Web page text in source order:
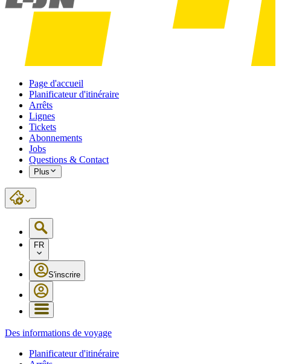
Page d'accueil
Planificateur d'itinéraire
Arrêts
Lignes
Tickets
Abonnements
Jobs
Questions & Contact
Plus
FR
S'inscrire
Des informations de voyage
Planificateur d'itinéraire